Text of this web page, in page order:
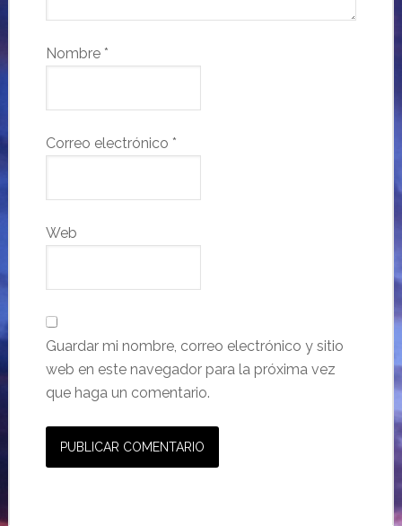
Nombre *
Correo electrónico *
Web
Guardar mi nombre, correo electrónico y sitio
web en este navegador para la próxima vez
que haga un comentario.